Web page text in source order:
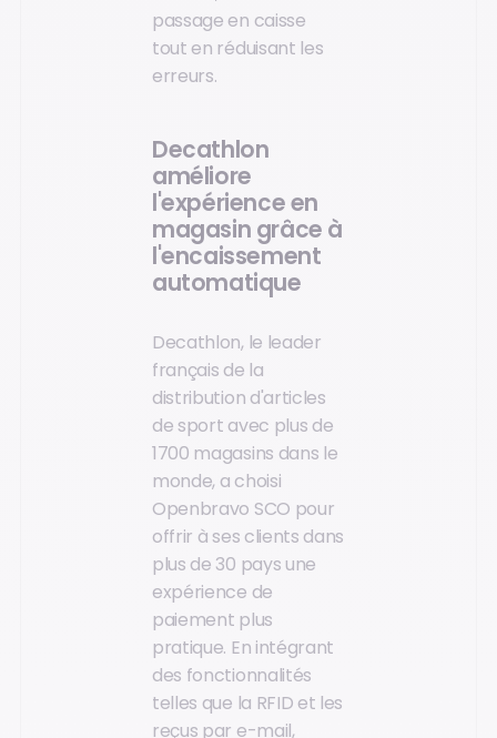
passage en caisse
tout en réduisant les
erreurs.
Decathlon
améliore
l'expérience en
magasin grâce à
l'encaissement
automatique
Decathlon, le leader
français de la
distribution d'articles
de sport avec plus de
1700 magasins dans le
monde, a choisi
Openbravo SCO pour
offrir à ses clients dans
plus de 30 pays une
expérience de
paiement plus
pratique. En intégrant
des fonctionnalités
telles que la RFID et les
reçus par e-mail,